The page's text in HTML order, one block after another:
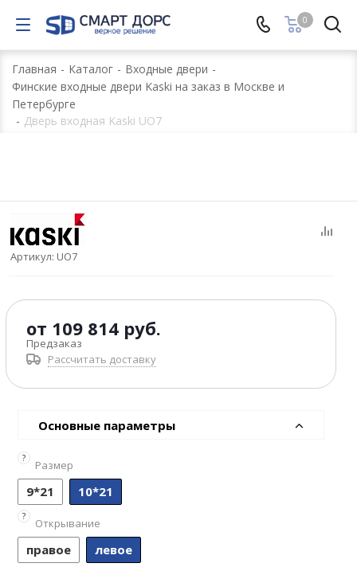
0
Главная - Каталог - Входные двери -
Финские входные двери Kaski на заказ в Москве и
Петербурге
- Дверь входная Kaski UO7
Артикул: UO7
от 109 814 руб.
Предзаказ
Рассчитать доставку
Основные параметры
?
Размер
9*21 10*21
?
Открывание
правое левое